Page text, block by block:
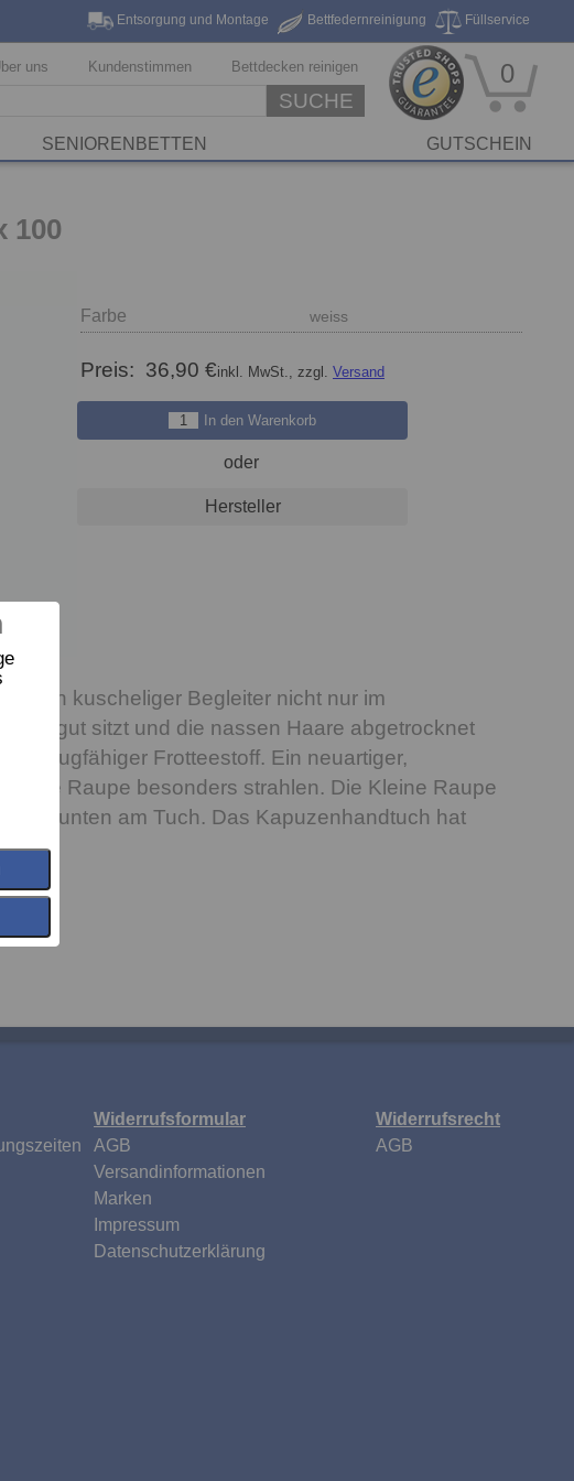
Füllservice
Bettfedernreinigung
Entsorgung und Montage
Reinigungsservice
uns Kundenstimmen Bettdecken reinigen
SUCHE
0
SENIORENBETTEN GUTSCHEIN
100
Farbe weiss
Preis: 36,90 €inkl. MwSt., zzgl. Versand
In den Warenkorb
oder
Hersteller
ein kuscheliger Begleiter nicht nur im
es gut sitzt und die nassen Haare abgetrocknet
saugfähiger Frotteestoff. Ein neuartiger,
die Raupe besonders strahlen. Die Kleine Raupe
unten am Tuch. Das Kapuzenhandtuch hat
Widerrufsformular
AGB
Versandinformationen
Marken
Impressum
Datenschutzerklärung
Widerrufsrecht
AGB